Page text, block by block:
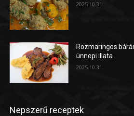
2025.10.31.
Rozmaringos
ünnepi illata
2025.10.31.
Nepszerű receptek